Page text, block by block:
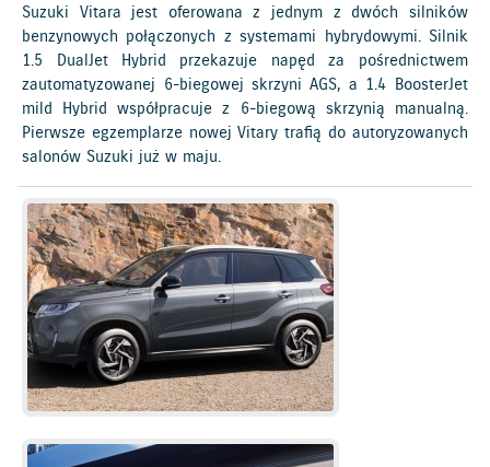
Suzuki Vitara jest oferowana z jednym z dwóch silników
benzynowych połączonych z systemami hybrydowymi. Silnik
1.5 DualJet Hybrid przekazuje napęd za pośrednictwem
zautomatyzowanej 6-biegowej skrzyni AGS, a 1.4 BoosterJet
mild Hybrid współpracuje z 6-biegową skrzynią manualną.
Pierwsze egzemplarze nowej Vitary trafią do autoryzowanych
salonów Suzuki już w maju.